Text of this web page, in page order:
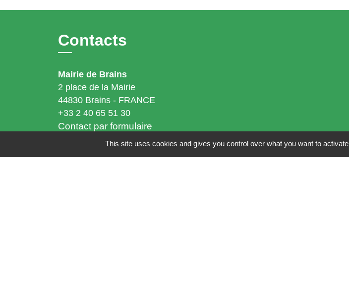
Contacts
Mairie de Brains
2 place de la Mairie
44830 Brains - FRANCE
+33 2 40 65 51 30
Contact par formulaire
This site uses cookies and gives you control over what you want to activate